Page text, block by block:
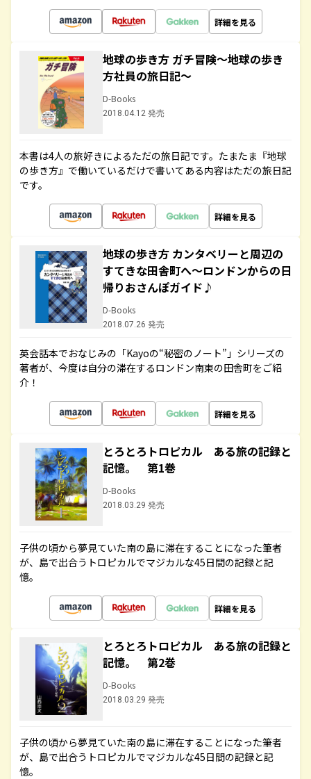
詳細を見る
地球の歩き方 ガチ冒険～地球の歩き
方社員の旅日記～
D-Books
2018.04.12 発売
本書は4人の旅好きによるただの旅日記です。たまたま『地球
の歩き方』で働いているだけで書いてある内容はただの旅日記
です。
詳細を見る
地球の歩き方 カンタベリーと周辺の
すてきな田舎町へ～ロンドンからの日
帰りおさんぽガイド♪
D-Books
2018.07.26 発売
英会話本でおなじみの「Kayoの“秘密のノート”」シリーズの
著者が、今度は自分の滞在するロンドン南東の田舎町をご紹
介！
詳細を見る
とろとろトロピカル ある旅の記録と
記憶。 第1巻
D-Books
2018.03.29 発売
子供の頃から夢見ていた南の島に滞在することになった筆者
が、島で出合うトロピカルでマジカルな45日間の記録と記
憶。
詳細を見る
とろとろトロピカル ある旅の記録と
記憶。 第2巻
D-Books
2018.03.29 発売
子供の頃から夢見ていた南の島に滞在することになった筆者
が、島で出合うトロピカルでマジカルな45日間の記録と記
憶。